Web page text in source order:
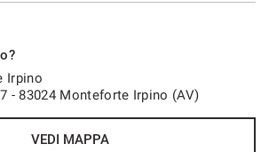
Irpino
- 83024 Monteforte Irpino (AV)
VEDI MAPPA